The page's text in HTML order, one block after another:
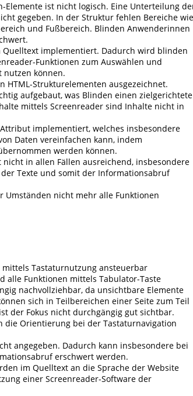
Elemente ist nicht logisch. Eine Unterteilung
gegeben. In der Struktur fehlen Bereiche wie
und Fußbereich. Blinden Anwenderinnen
implementiert. Dadurch wird blinden
Funktionen zum Auswählen und
nutzen können.
HTML-Strukturelementen ausgezeichnet.
aufgebaut, was Blinden einen
mittels Screenreader sind Inhalte nicht in
implementiert, welches insbesondere
Daten vereinfachen kann, indem
werden können.
in allen Fällen ausreichend, insbesondere
Texte und somit der Informationsabruf
nicht mehr alle Funktionen
Tastaturnutzung ansteuerbar
alle Funktionen mittels Tabulator-Taste
nachvollziehbar, da unsichtbare Elemente
sich in Teilbereichen einer Seite zum Teil
der Fokus nicht durchgängig gut sichtbar.
Orientierung bei der Tastaturnavigation
angegeben. Dadurch kann insbesondere bei
erschwert werden.
im Quelltext an die Sprache der Website
einer Screenreader-Software der